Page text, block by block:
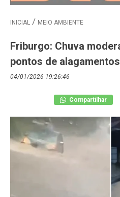
INICIAL MEIO AMBIENTE
Friburgo: Chuva
pontos de alagamentos
04/01/2026 19:26:46
Compartilhar